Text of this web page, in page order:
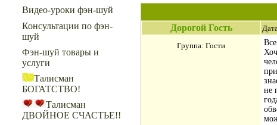
Видео-уроки фэн-шуй
Консультации по фэн-
шуй
Фэн-шуй товары и
услуги
Талисман
БОГАТСТВО!
Талисман
ДВОЙНОЕ СЧАСТЬЕ!!
Дорогой Гость
Группа: Гости
не